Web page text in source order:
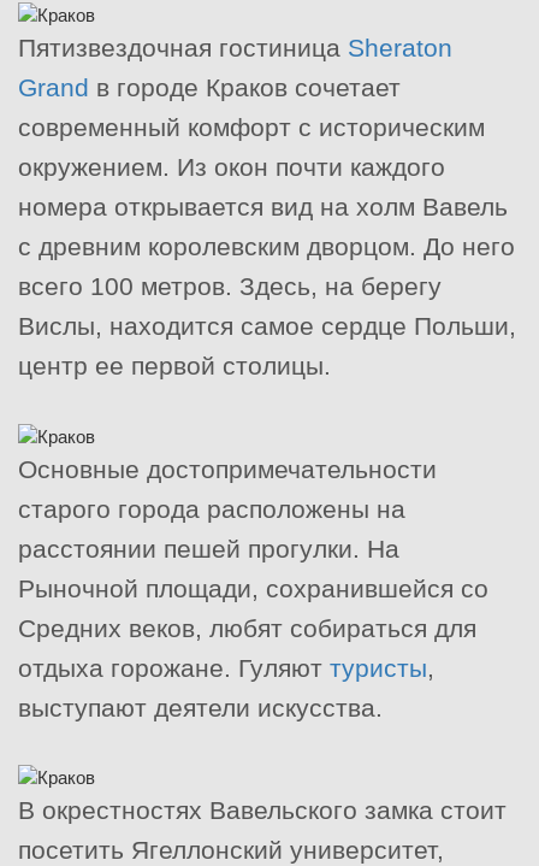
Пятизвездочная гостиница Sheraton
Grand в городе Краков сочетает
современный комфорт с историческим
окружением. Из окон почти каждого
номера открывается вид на холм Вавель
с древним королевским дворцом. До него
всего 100 метров. Здесь, на берегу
Вислы, находится самое сердце Польши,
центр ее первой столицы.
Основные достопримечательности
старого города расположены на
расстоянии пешей прогулки. На
Рыночной площади, сохранившейся со
Средних веков, любят собираться для
отдыха горожане. Гуляют туристы
выступают деятели искусства.
В окрестностях Вавельского замка стоит
посетить Ягеллонский университет,